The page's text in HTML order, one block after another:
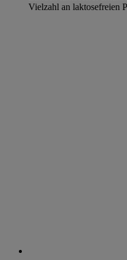
Vielzahl an laktosefreien